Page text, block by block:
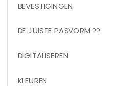
BEVESTIGINGEN
DE JUISTE PASVORM ??
DIGITALISEREN
KLEUREN